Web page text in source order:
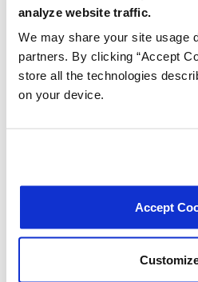
analyze website traffic.
We may share your site usage
partners. By clicking “Accept
store all the technologies
on your device.
Accept
Quantità raccordi a connessione
Larghezza Complessiva: 4.50 in
Larghezza Totale:
114.30 mm
Elementi Filtranti Inclusi:
No
Diametro Esterno Orifizio:0,43
Diametro Esterno Orifizio:
304.80 mm
Altezza Totale:12.00 in
Colore:Nero
Plastica